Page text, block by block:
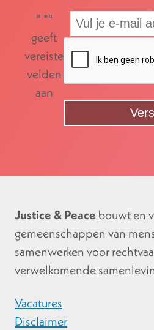
" *"
geeft
vereiste
velden
aan
Justice & Peace bouwt en
gemeenschappen van
samenwerken voor
verwelkomende
Vacatures
Disclaimer